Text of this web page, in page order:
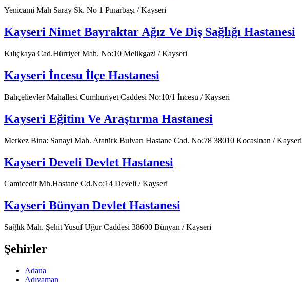
Yenicami Mah Saray Sk. No 1 Pınarbaşı / Kayseri
Kayseri Nimet Bayraktar Ağız Ve Diş Sağlığı Hastanesi
Kılıçkaya Cad.Hürriyet Mah. No:10 Melikgazi / Kayseri
Kayseri İncesu İlçe Hastanesi
Bahçelievler Mahallesi Cumhuriyet Caddesi No:10/1 İncesu / Kayseri
Kayseri Eğitim Ve Araştırma Hastanesi
Merkez Bina: Sanayi Mah. Atatürk Bulvarı Hastane Cad. No:78 38010 Kocasinan / Kayseri
Kayseri Develi Devlet Hastanesi
Camicedit Mh.Hastane Cd.No:14 Develi / Kayseri
Kayseri Bünyan Devlet Hastanesi
Sağlık Mah. Şehit Yusuf Uğur Caddesi 38600 Bünyan / Kayseri
Şehirler
Adana
Adıyaman